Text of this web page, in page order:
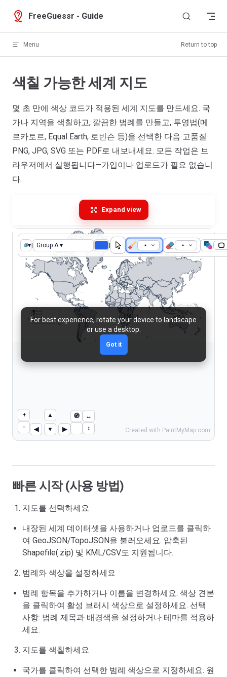
Skip to content
FreeGuessr - Guide
Menu Return to top
색칠 가능한 세계 지도
몇 초 만에 색상 코드가 적용된 세계 지도를 만드세요. 국
가나 지역을 색칠하고, 깔끔한 범례를 만들고, 투영법(메
르카토르, Equal Earth, 로빈슨 등)을 선택한 다음 고품질
PNG, JPG, SVG 또는 PDF로 내보내세요. 모든 작업은 브
라우저에서 실행됩니다—가입이나 업로드가 필요 없습니
다.
Expand view
For best experience, rotate your device to landscape
or use a desktop.
Got it
▾ Group A ▾
Group D
Created with PaintMyMap.com
+
−
▲
◀
▼ ▶
🧭
↔︎
↕︎
빠른 시작 (사용 방법)
지도를 선택하세요
내장된 세계 데이터셋을 사용하거나 업로드를 클릭하
여 GeoJSON/TopoJSON을 불러오세요. 압축된
Shapefile(.zip) 및 KML/CSV도 지원됩니다.
범례와 색상을 설정하세요
범례 항목을 추가하거나 이름을 변경하세요. 색상 견본
을 클릭하여 활성 브러시 색상으로 설정하세요. 선택
사항: 범례 제목과 배경색을 설정하거나 테마를 적용하
세요.
지도를 색칠하세요
국가를 클릭하여 선택한 범례 색상으로 지정하세요. 원